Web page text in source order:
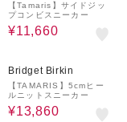
【Tamaris】サイドジッ
プコンビスニーカー
¥11,660
Bridget Birkin
【TAMARIS】5cmヒー
ルニットスニーカー
¥13,860